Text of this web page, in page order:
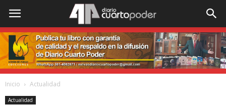
Inicio Actualidad
Actualidad